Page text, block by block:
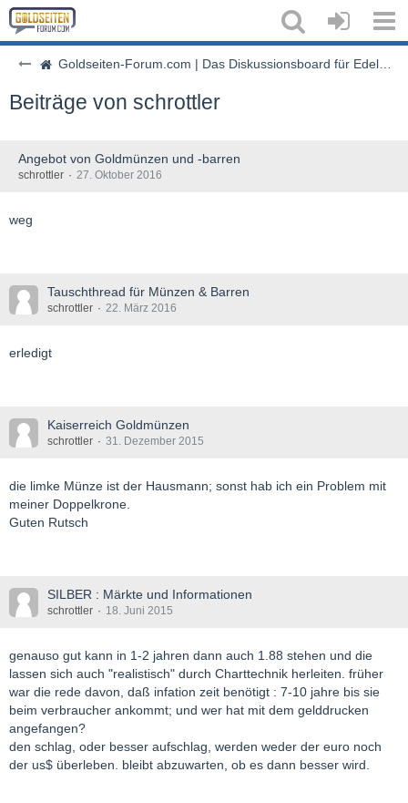
Goldseiten-Forum.com | Das Diskussionsboard für Edelmetalle & Rohstoffe
Beiträge von schrottler
Angebot von Goldmünzen und -barren
schrottler 27. Oktober 2016
weg
Tauschthread für Münzen & Barren
schrottler 22. März 2016
erledigt
Kaiserreich Goldmünzen
schrottler 31. Dezember 2015
die limke Münze ist der Hausmann; sonst hab ich ein Problem mit
meiner Doppelkrone.
Guten Rutsch
SILBER : Märkte und Informationen
schrottler 18. Juni 2015
genauso gut kann in 1-2 jahren dann auch 1.88 stehen und die
lassen sich auch "realistisch" durch Charttechnik herleiten. früher
war die rede davon, daß infation zeit benötigt : 7-10 jahre bis sie
beim verbraucher ankommt; und wer hat mit dem gelddrucken
angefangen?
den schlag, oder besser aufschlag, werden weder der euro noch
der us$ überleben. bleibt abzuwarten, ob es dann besser wird.